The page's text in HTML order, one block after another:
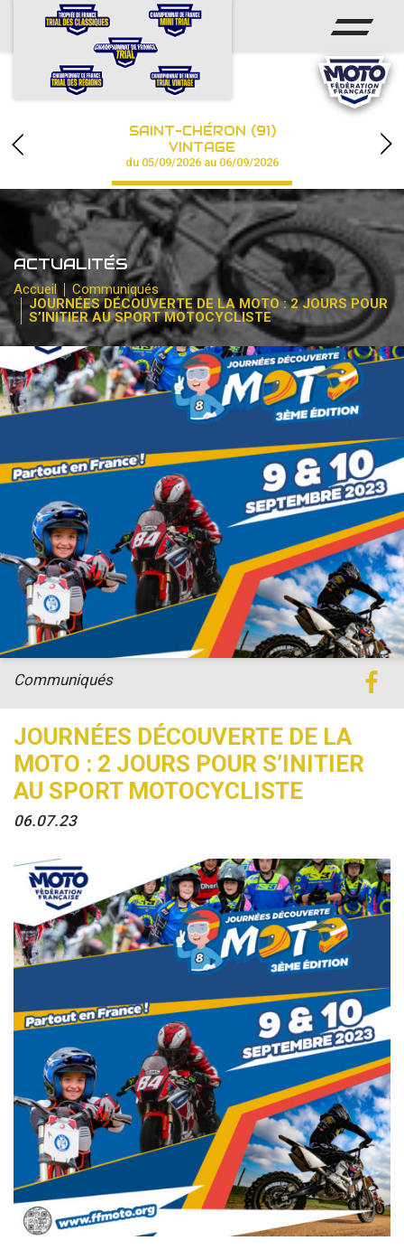
ACCUEIL
CALENDRIER
CHAMPIONNAT
RÉSULTATS
PHOTOS / VIDÉOS
PARTENAIRES
SAINT-CHÉRON (91)
VINTAGE
du 05/09/2026 au 06/09/2026
ACTUALITÉS
Accueil
Communiqués
JOURNÉES DÉCOUVERTE DE LA MOTO : 2 JOURS POUR
S’INITIER AU SPORT MOTOCYCLISTE
JOURNÉES DÉCOUVERTE DE LA
MOTO : 2 JOURS POUR S’INITIER
AU SPORT MOTOCYCLISTE
06.07.23
Communiqués